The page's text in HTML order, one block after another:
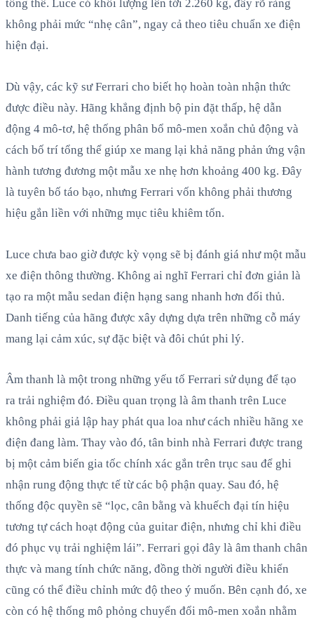
tổng thể. Luce có khối lượng lên tới 2.260 kg, đây rõ ràng
không phải mức “nhẹ cân”, ngay cả theo tiêu chuẩn xe điện
hiện đại.
Dù vậy, các kỹ sư Ferrari cho biết họ hoàn toàn nhận thức
được điều này. Hãng khẳng định bộ pin đặt thấp, hệ dẫn
động 4 mô-tơ, hệ thống phân bổ mô-men xoắn chủ động và
cách bố trí tổng thể giúp xe mang lại khả năng phản ứng vận
hành tương đương một mẫu xe nhẹ hơn khoảng 400 kg. Đây
là tuyên bố táo bạo, nhưng Ferrari vốn không phải thương
hiệu gắn liền với những mục tiêu khiêm tốn.
Luce chưa bao giờ được kỳ vọng sẽ bị đánh giá như một mẫu
xe điện thông thường. Không ai nghĩ Ferrari chỉ đơn giản là
tạo ra một mẫu sedan điện hạng sang nhanh hơn đối thủ.
Danh tiếng của hãng được xây dựng dựa trên những cỗ máy
mang lại cảm xúc, sự đặc biệt và đôi chút phi lý.
Âm thanh là một trong những yếu tố Ferrari sử dụng để tạo
ra trải nghiệm đó. Điều quan trọng là âm thanh trên Luce
không phải giả lập hay phát qua loa như cách nhiều hãng xe
điện đang làm. Thay vào đó, tân binh nhà Ferrari được trang
bị một cảm biến gia tốc chính xác gắn trên trục sau để ghi
nhận rung động thực tế từ các bộ phận quay. Sau đó, hệ
thống độc quyền sẽ “lọc, cân bằng và khuếch đại tín hiệu
tương tự cách hoạt động của guitar điện, nhưng chỉ khi điều
đó phục vụ trải nghiệm lái”. Ferrari gọi đây là âm thanh chân
thực và mang tính chức năng, đồng thời người điều khiển
cũng có thể điều chỉnh mức độ theo ý muốn. Bên cạnh đó, xe
còn có hệ thống mô phỏng chuyển đổi mô-men xoắn nhằm